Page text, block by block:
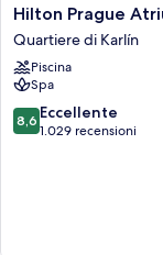
Hilton
Prague
Atrium
Quartiere
di
Karlín
Hilton Prague
Quartiere di Karlín
Piscina
Spa
8.6
su
8,6 Eccellente
1.029 recensioni